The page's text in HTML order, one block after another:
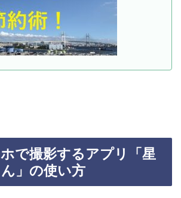
で撮影するアプリ「星
」の使い方